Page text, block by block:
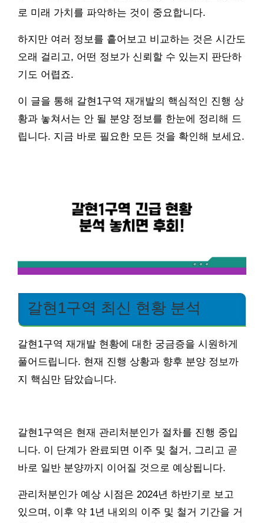
로 미래 가치를 파악하는 것이 중요합니다.
하지만 여러 정보를 흩어보고 비교하는 것은 시간도
오래 걸리고, 어떤 정보가 신뢰할 수 있는지 판단하
기도 어렵죠.
이 글을 통해 갈현1구역 재개발의 핵심적인 진행 상
황과 놓쳐서는 안 될 분양 정보를 한눈에 정리해 드
립니다. 지금 바로 필요한 모든 것을 확인해 보세요.
갈현1구역 최신 현황 분석
갈현1구역 재개발 현황에 대한 궁금증을 시원하게
풀어드립니다. 현재 진행 상황과 향후 분양 정보까
지 핵심만 담았습니다.
갈현1구역은 현재 관리처분인가 절차를 진행 중입
니다. 이 단계가 완료되면 이주 및 철거, 그리고 곧
바로 일반 분양까지 이어질 것으로 예상됩니다.
관리처분인가 예상 시점은 2024년 하반기로 보고
있으며, 이후 약 1년 내외의 이주 및 철거 기간을 거